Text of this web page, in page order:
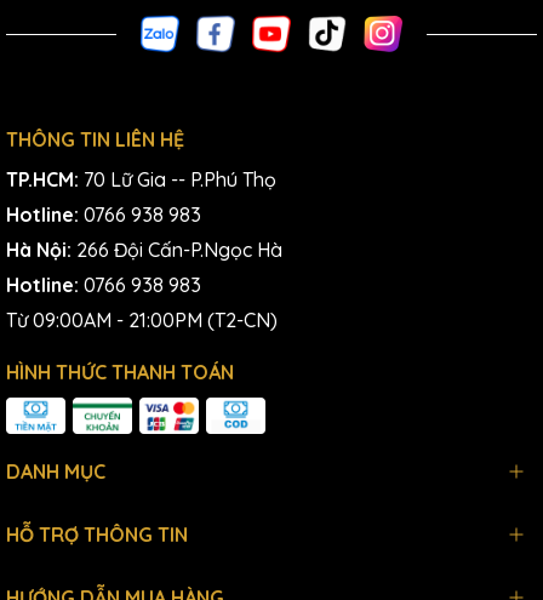
THÔNG TIN LIÊN HỆ
TP.HCM: 70 Lữ Gia -- P.Phú Thọ
Hotline: 0766 938 983
Hà Nội: 266 Đội Cấn-P.Ngọc Hà
Hotline: 0766 938 983
Từ 09:00AM - 21:00PM (T2-CN)
HÌNH THỨC THANH TOÁN
DANH MỤC
HỖ TRỢ THÔNG TIN